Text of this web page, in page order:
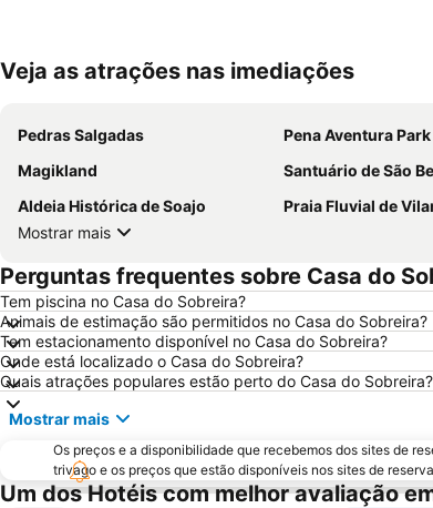
Veja as atrações nas imediações
Pedras Salgadas Pena Aventura Park
Magikland
Santuário de São Bento
Aldeia Histórica de Soajo
Praia Fluvial de
Mostrar mais
Perguntas frequentes sobre Casa do
Tem piscina no Casa do Sobreira?
Animais de estimação são permitidos no Casa do Sobreira?
Tem estacionamento disponível no Casa do Sobreira?
Onde está localizado o Casa do Sobreira?
Quais atrações populares estão perto do Casa do Sobreira?
Mostrar mais
Os preços e a disponibilidade que recebemos dos sites de
trivago e os preços que estão disponíveis nos sites de
Um dos Hotéis com melhor avaliação